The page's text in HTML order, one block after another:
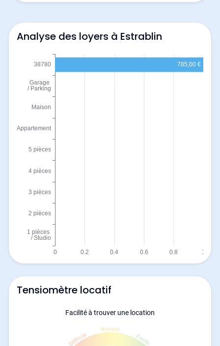
Analyse des loyers à Estrablin
Tensiomètre locatif
Facilité à trouver une location